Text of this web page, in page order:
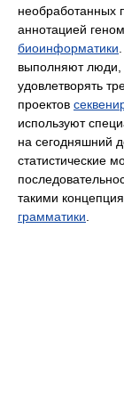
необработанных
аннотацией
биоинформатики
выполняют люди,
удовлетворять
проектов
используют
на сегодняшний
статистические
такими
грамматики